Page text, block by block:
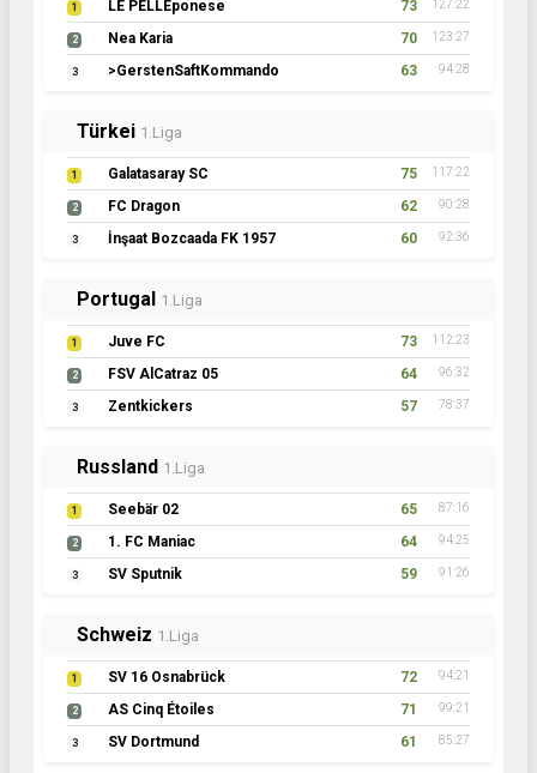
1 LE PELLEponese 73 127:22
2 Nea Karia 70 123:27
3 >GerstenSaftKommando 63 94:28
Türkei 1.Liga
1 Galatasaray SC 75 117:22
2 FC Dragon 62 90:28
3 İnşaat Bozcaada FK 1957 60 92:36
Portugal 1.Liga
1 Juve FC 73 112:23
2 FSV AlCatraz 05 64 96:32
3 Zentkickers 57 78:37
Russland 1.Liga
1 Seebär 02 65 87:16
2 1. FC Maniac 64 94:25
3 SV Sputnik 59 91:26
Schweiz 1.Liga
1 SV 16 Osnabrück 72 94:21
2 AS Cinq Étoiles 71 99:21
3 SV Dortmund 61 85:27